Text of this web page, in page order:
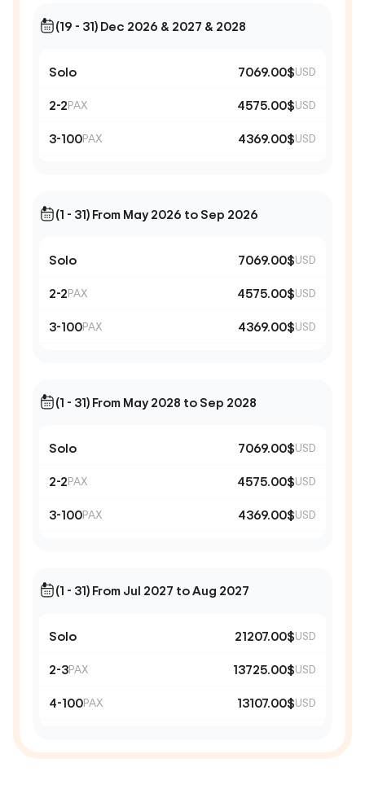
(19 - 31) Dec 2026 & 2027 & 2028
Solo 7069.00$USD
2-2PAX 4575.00$USD
3-100PAX 4369.00$USD
(1 - 31) From May 2026 to Sep 2026
Solo 7069.00$USD
2-2PAX 4575.00$USD
3-100PAX 4369.00$USD
(1 - 31) From May 2028 to Sep 2028
Solo 7069.00$USD
2-2PAX 4575.00$USD
3-100PAX 4369.00$USD
(1 - 31) From Jul 2027 to Aug 2027
Solo 21207.00$USD
2-3PAX 13725.00$USD
4-100PAX 13107.00$USD